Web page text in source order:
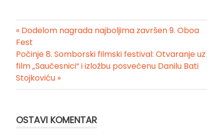
Kretanje
članka
« Dodelom nagrada najboljima završen 9. Oboa
Fest
Počinje 8. Somborski filmski festival: Otvaranje uz
film „Saučesnici“ i izložbu posvećenu Danilu Bati
Stojkoviću »
OSTAVI KOMENTAR